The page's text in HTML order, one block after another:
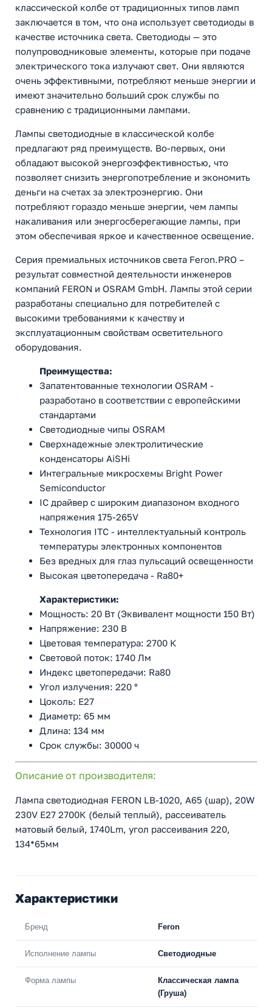
классической колбе от традиционных типов ламп
заключается в том, что она использует светодиоды в
качестве источника света. Светодиоды — это
полупроводниковые элементы, которые при подаче
электрического тока излучают свет. Они являются
очень эффективными, потребляют меньше энергии и
имеют значительно больший срок службы по
сравнению с традиционными лампами.
Лампы светодиодные в классической колбе
предлагают ряд преимуществ. Во-первых, они
обладают высокой энергоэффективностью, что
позволяет снизить энергопотребление и экономить
деньги на счетах за электроэнергию. Они
потребляют гораздо меньше энергии, чем лампы
накаливания или энергосберегающие лампы, при
этом обеспечивая яркое и качественное освещение.
Серия премиальных источников света Feron.PRO –
результат совместной деятельности инженеров
компаний FERON и OSRAM GmbH. Лампы этой серии
разработаны специально для потребителей с
высокими требованиями к качеству и
эксплуатационным свойствам осветительного
оборудования.
Преимущества:
Запатентованные технологии OSRAM -
разработано в соответствии с европейскими
стандартами
Светодиодные чипы OSRAM
Сверхнадежные электролитические
конденсаторы AiSHi
Интегральные микросхемы Bright Power
Semiconductor
IC драйвер с широким диапазоном входного
напряжения 175-265V
Технология ITC - интеллектуальный контроль
температуры электронных компонентов
Без вредных для глаз пульсаций освещенности
Высокая цветопередача - Ra80+
Характеристики:
Мощность: 20 Вт (Эквивалент мощности 150 Вт)
Напряжение: 230 В
Цветовая температура: 2700 К
Световой поток: 1740 Лм
Индекс цветопередачи: Ra80
Угол излучения: 220 °
Цоколь: E27
Диаметр: 65 мм
Длина: 134 мм
Срок службы: 30000 ч
Описание от производителя:
Лампа светодиодная FERON LB-1020, A65 (шар), 20W
230V E27 2700К (белый теплый), рассеиватель
матовый белый, 1740Lm, угол рассеивания 220,
134*65мм
Характеристики
Бренд Feron
Исполнение лампы Светодиодные
Форма лампы
Классическая лампа
(Груша)